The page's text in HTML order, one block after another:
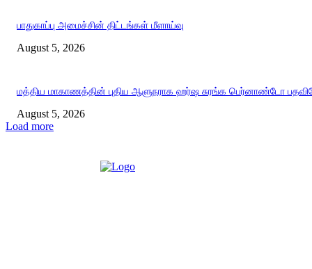
பாதுகாப்பு அமைச்சின் திட்டங்கள் மீளாய்வு
August 5, 2026
மத்திய மாகாணத்தின் புதிய ஆளுநராக ஹர்ஷ சுரங்க பெர்னாண்டோ
August 5, 2026
Load more